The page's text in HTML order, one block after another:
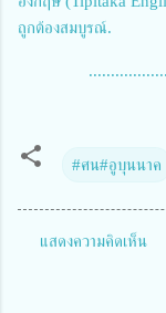
ถูกต้องสมบูรณ์.
#ศน#อูบุนนาค
แสดงความคิดเห็น